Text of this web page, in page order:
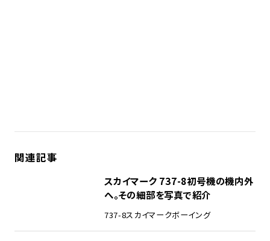
関連記事
スカイマーク 737-8初号機の機内外
へ。その細部を写真で紹介
737-8スカイマークボーイング